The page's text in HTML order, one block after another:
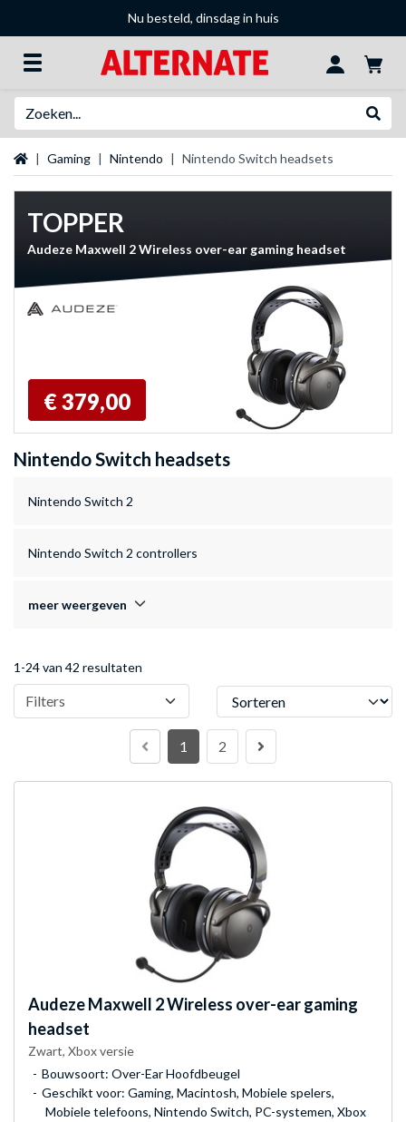
Nu besteld, dinsdag in huis
Startpagina
Gaming Nintendo Nintendo Switch headsets
TOPPER
Audeze Maxwell 2 Wireless over-ear gaming headset
€ 379,00
Nintendo Switch headsets
Nintendo Switch 2
Nintendo Switch 2 controllers
meer weergeven
1-24 van 42 resultaten
Filters Sorteren
1 2
AudezeMaxwell 2 Wireless over-ear gaming
headset
Zwart, Xbox versie
Bouwsoort: Over-Ear Hoofdbeugel
Geschikt voor: Gaming, Macintosh, Mobiele spelers,
Mobiele telefoons, Nintendo Switch, PC-systemen, Xbox